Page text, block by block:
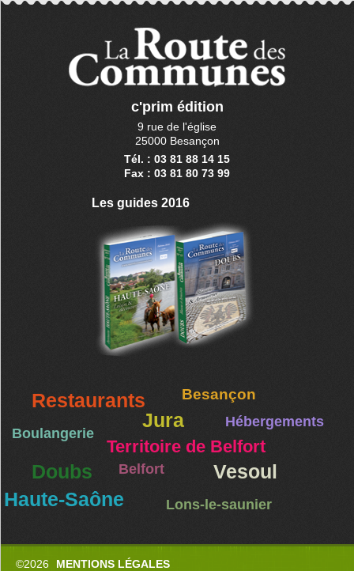
c'prim édition
9 rue de l'église
25000 Besançon
Tél. : 03 81 88 14 15
Fax : 03 81 80 73 99
Les guides 2016
Restaurants Besançon
Jura Hébergements
Boulangerie
Territoire de Belfort
Doubs Belfort
Vesoul
Haute-Saône
Lons-le-saunier
©2026 MENTIONS LÉGALES